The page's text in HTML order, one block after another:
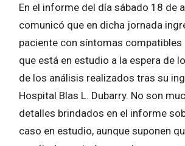
En el informe del día sábado 18 de
comunicó que en dicha jornada
paciente con síntomas compatibles
que está en estudio a la espera de
de los análisis realizados tras su
Hospital Blas L. Dubarry. No son
detalles brindados en el informe
caso en estudio, aunque suponen